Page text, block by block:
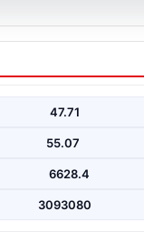
‘çerçeve
47.71
55.07
6628.4
3093080